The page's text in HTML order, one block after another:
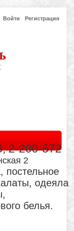
Войти Регистрация
2-200-572
2
постельное
одеяла
белья.